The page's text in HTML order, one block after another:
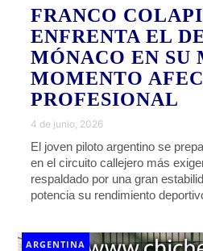
FRANCO
ENFRENTA EL
MÓNACO EN SU
MOMENTO
PROFESIONAL
4 de junio, 2026
El joven piloto argentino se
en el circuito callejero más
respaldado por una gran
potencia su rendimiento
ARGENTINA